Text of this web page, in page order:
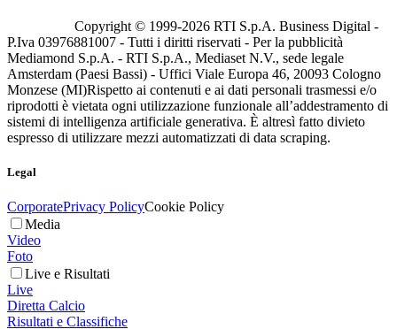
Copyright © 1999-2026 RTI S.p.A. Business Digital -
P.Iva 03976881007 - Tutti i diritti riservati - Per la pubblicità
Mediamond S.p.A. - RTI S.p.A., Mediaset N.V., sede legale
Amsterdam (Paesi Bassi) - Uffici Viale Europa 46, 20093 Cologno
Monzese (MI)Rispetto ai contenuti e ai dati personali trasmessi e/o
riprodotti è vietata ogni utilizzazione funzionale all’addestramento di
sistemi di intelligenza artificiale generativa. È altresì fatto divieto
espresso di utilizzare mezzi automatizzati di data scraping.
Legal
CorporatePrivacy PolicyCookie Policy
Media
Video
Foto
Live e Risultati
Live
Diretta Calcio
Risultati e Classifiche